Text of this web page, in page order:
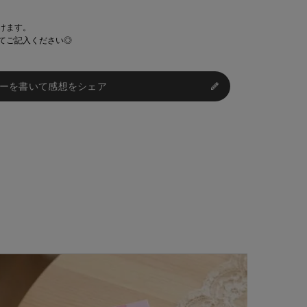
ます。
ご記入ください◎
を書いて感想をシェア